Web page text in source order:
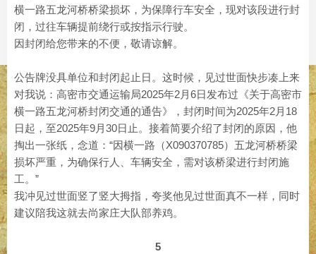
横一路五龙河桥桥梁损坏，为保障行车安全，现对该段进行封
闭，过往车辆提前绕行或按指示行驶。
因封闭给您带来的不便，敬请谅解。
公告牌没具单位和封闭起止日。这时候，见过世面快步凑上来
对我说：高密市交通运输局2025年2月6日发布过《关于高密市
横一路五龙河桥封闭交通的通告》，封闭时间为2025年2月18
日起，至2025年9月30日止。接着简要介绍了封闭的原因，他
掏出一张纸，念道：“因横一路（X090370785）五龙河桥桥梁
损坏严重，为确保行人、车辆安全，需对该桥梁进行封闭施
工。”
我冲见过世面竖了竖大拇指，夸奖他见过世面真不一样，同时
建议陪我这就去尚家庄大队部养鸡。
5